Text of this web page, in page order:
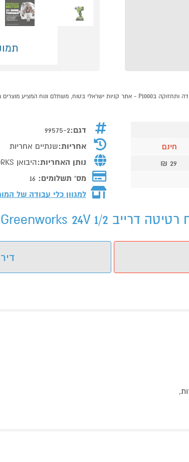
חינם
29 ₪
דגם:99575-2
אחריות:שנתיים אחריות
נותן האחריות:היבואן GREENWORKS
מס' תשלומים: 16
למגוון כלי עבודה של